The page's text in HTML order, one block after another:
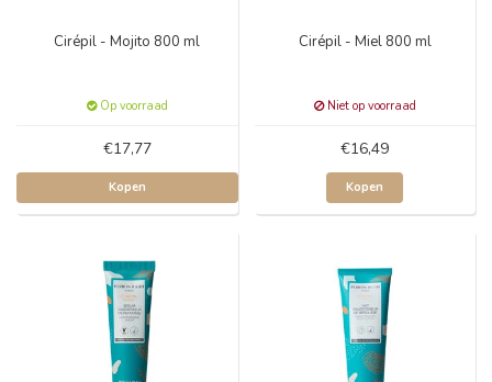
Cirépil - Mojito 800 ml
Op voorraad
€17,77
Kopen
Cirépil - Miel 800 ml
Niet op voorraad
€16,49
Kopen